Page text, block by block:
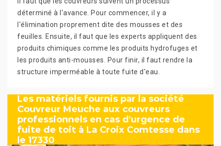
déterminé à l'avance. Pour commencer, il y a
l'élimination proprement dite des mousses et des
feuilles. Ensuite, il faut que les experts appliquent des
produits chimiques comme les produits hydrofuges et
les produits anti-mousses. Pour finir, il faut rendre la
structure imperméable à toute fuite d'eau.
Les matériels fournis par la société
Couvreur Meuche aux couvreurs
professionnels en cas d'urgence de
fuite de toit à La Croix Comtesse dans
le 17330